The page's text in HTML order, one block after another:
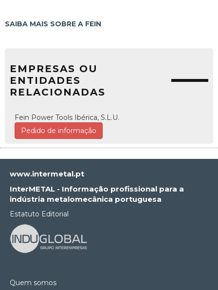
SAIBA MAIS SOBRE A FEIN
EMPRESAS OU
ENTIDADES
RELACIONADAS
Fein Power Tools Ibérica, S.L.U.
Pedido de informação
www.intermetal.pt
InterMETAL - Informação profissional para a
indústria metalomecânica portuguesa
Estatuto Editorial
Quem somos